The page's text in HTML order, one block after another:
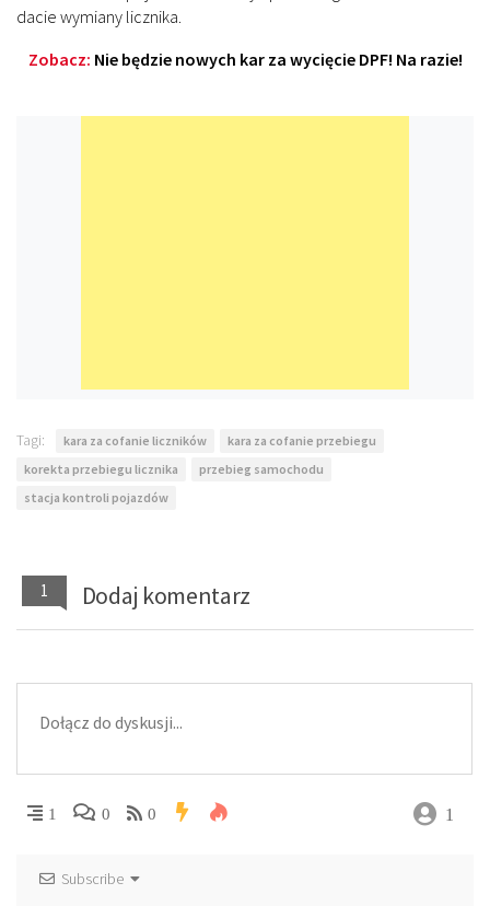
dacie wymiany licznika.
Zobacz: Nie będzie nowych kar za wycięcie DPF! Na razie!
Tagi: kara za cofanie liczników
kara za cofanie przebiegu
korekta przebiegu licznika
przebieg samochodu
stacja kontroli pojazdów
1 Dodaj komentarz
1 0 0 1
Subscribe